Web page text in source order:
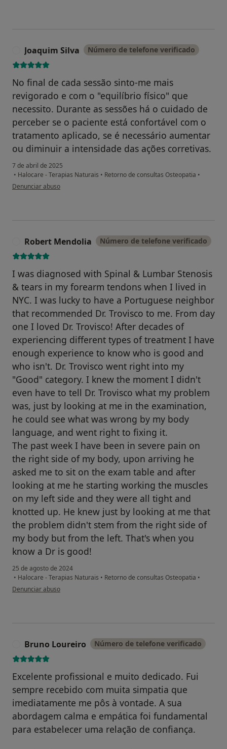
Joaquim Silva Número de telefone verificado
No final de cada sessão sinto-me mais
revigorado e com o "equilíbrio físico" que
necessito. Durante as sessões há o cuidado de
perceber se o paciente está confortável com o
tratamento aplicado, se é necessário aumentar
ou diminuir a intensidade das ações corretivas.
7 de abril de 2025
• Halocare - Terapias Naturais • Retorno de consultas Osteopatia •
na opinião do utilizador Joaquim Silva
Denunciar abuso
Robert Mendolia Número de telefone verificado
I was diagnosed with Spinal & Lumbar Stenosis
& tears in my forearm tendons when I lived in
NYC. I was lucky to have a Portuguese neighbor
that recommended Dr. Trovisco to me. From day
one I loved Dr. Trovisco! After decades of
experiencing different types of treatment I have
enough experience to know who is good and
who isn't. Dr. Trovisco went right into my
"Good" category. I knew the moment I didn't
even have to tell Dr. Trovisco what my problem
was, just by looking at me in the examination,
he could see what was wrong by my body
language, and went right to fixing it.
The past week I have been in severe pain on
the right side of my body, upon arriving he
asked me to sit on the exam table and after
looking at me he starting working the muscles
on my left side and they were all tight and
knotted up. He knew just by looking at me that
the problem didn't stem from the right side of
my body but from the left. That's when you
know a Dr is good!
25 de agosto de 2024
• Halocare - Terapias Naturais • Retorno de consultas Osteopatia •
na opinião do utilizador Robert Mendolia
Denunciar abuso
Bruno Loureiro Número de telefone verificado
Excelente profissional e muito dedicado. Fui
sempre recebido com muita simpatia que
imediatamente me pôs à vontade. A sua
abordagem calma e empática foi fundamental
para estabelecer uma relação de confiança.